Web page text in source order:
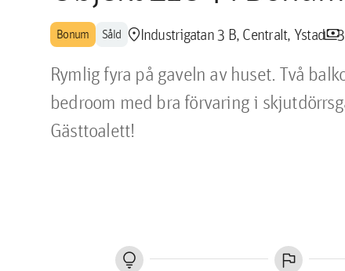
Bonum Såld location_pinIndustrigatan 3 B, Centralt, Ystadpayments
Rymlig fyra på gaveln av huset. Två
bedroom med bra förvaring i
Gästtoalett!
lightbulb flag